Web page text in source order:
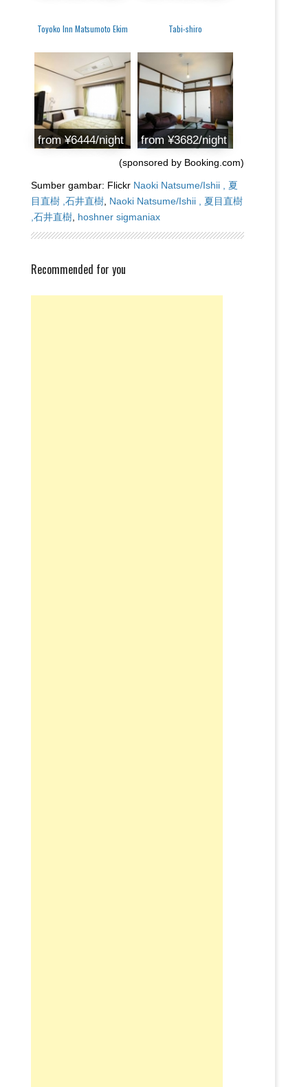
Toyoko Inn Matsumoto Ekim
from ‎¥6444/night
Tabi-shiro
from ‎¥3682/night
(sponsored by Booking.com)
Sumber gambar: Flickr Naoki Natsume/Ishii , 夏
目直樹 ,石井直樹 Naoki Natsume/Ishii , 夏目直樹
,石井直樹 hoshner sigmaniax
Recommended for you